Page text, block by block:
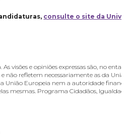
consulte o site da
visões e opiniões expressas são, no
não refletem necessariamente as da
União Europeia nem a autoridade
mesmas. Programa Cidadãos,